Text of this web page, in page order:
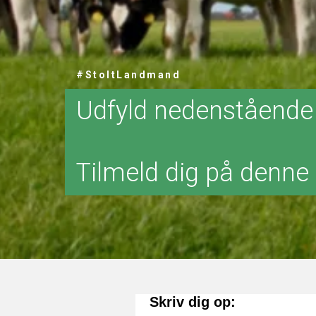
#StoltLandmand
Udfyld nedenstående
Tilmeld dig på denne
Skriv dig op: